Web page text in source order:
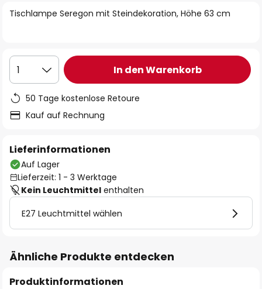
Tischlampe Seregon mit Steindekoration, Höhe 63 cm
1 In den Warenkorb
50 Tage kostenlose Retoure
Kauf auf Rechnung
Lieferinformationen
Auf Lager
Lieferzeit: 1 - 3 Werktage
Kein Leuchtmittel enthalten
E27 Leuchtmittel wählen
Ähnliche Produkte entdecken
Produktinformationen